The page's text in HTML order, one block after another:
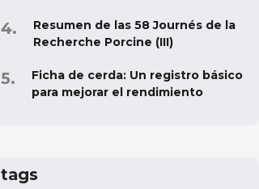
Resumen de las 58 Journés de la
Recherche Porcine (III)
Ficha de cerda: Un registro básico
para mejorar el rendimiento
tags